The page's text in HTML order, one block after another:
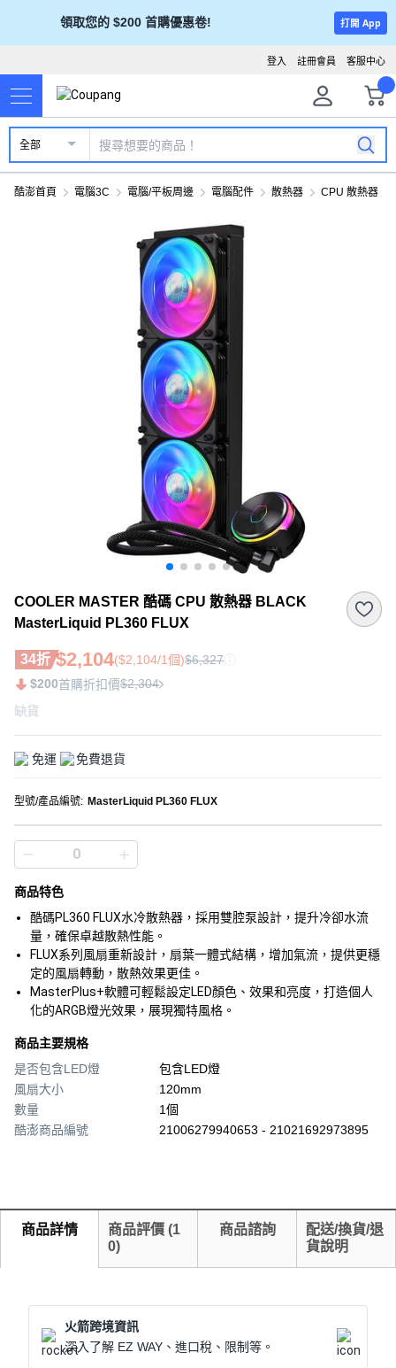
領取您的 $200 首購優惠卷! 打開 App
客服中心
註冊會員
登入
全部
酷澎首頁 電腦3C 電腦/平板周邊 電腦配件 散熱器 CPU 散熱器
COOLER MASTER 酷碼 CPU 散熱器 BLACK
MasterLiquid PL360 FLUX
34折 $2,104($2,104/1個)$6,327
$200首購折扣價$2,304
缺貨
免運 免費退貨
型號/產品編號: MasterLiquid PL360 FLUX
商品特色
酷碼PL360 FLUX水冷散熱器，採用雙腔泵設計，提升冷卻水流
量，確保卓越散熱性能。
FLUX系列風扇重新設計，扇葉一體式結構，增加氣流，提供更穩
定的風扇轉動，散熱效果更佳。
MasterPlus+軟體可輕鬆設定LED顏色、效果和亮度，打造個人
化的ARGB燈光效果，展現獨特風格。
商品主要規格
是否包含LED燈
包含LED燈
風扇大小
120mm
數量
1個
酷澎商品編號
21006279940653 - 21021692973895
商品詳情 商品評價 (1
0)
商品諮詢
配送/換貨/退
貨說明
火箭跨境資訊
深入了解 EZ WAY、進口稅、限制等。